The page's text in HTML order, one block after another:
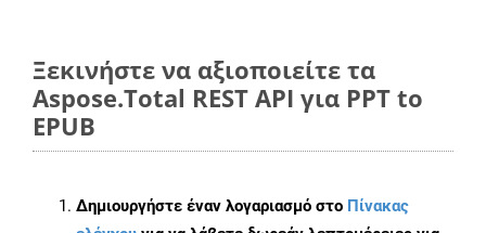
Ξεκινήστε να αξιοποιείτε τα
Aspose.Total REST API για PPT to
EPUB
Δημιουργήστε έναν λογαριασμό στο Πίνακας